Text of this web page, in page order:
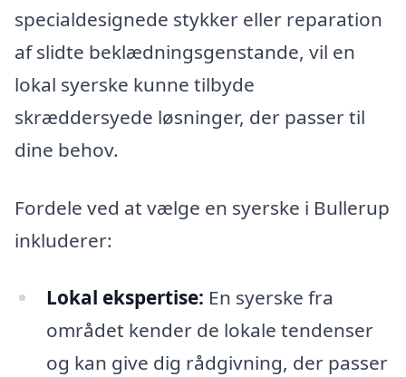
specialdesignede stykker eller reparation
af slidte beklædningsgenstande, vil en
lokal syerske kunne tilbyde
skræddersyede løsninger, der passer til
dine behov.
Fordele ved at vælge en syerske i Bullerup
inkluderer:
Lokal ekspertise: En syerske fra
området kender de lokale tendenser
og kan give dig rådgivning, der passer